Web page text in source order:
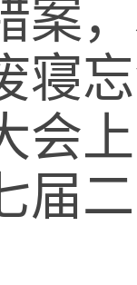
案
寝
会
届